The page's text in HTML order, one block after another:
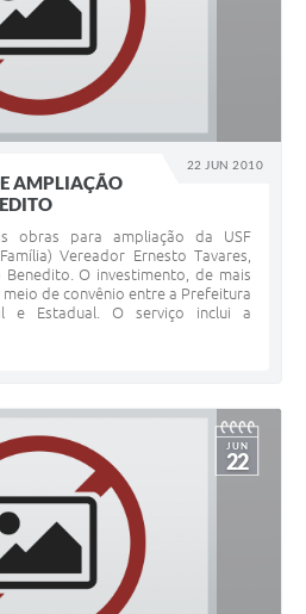
22 JUN 2010
AMPLIAÇÃO
obras para ampliação da USF
Vereador Ernesto Tavares,
Benedito. O investimento, de mais
meio de convênio entre a Prefeitura
e Estadual. O serviço inclui a
JUN
22